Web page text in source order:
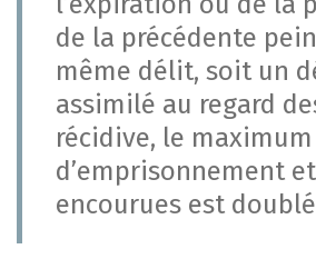
de la précédente
même délit, soit un
assimilé au regard
récidive, le
d’emprisonnement
encourues est